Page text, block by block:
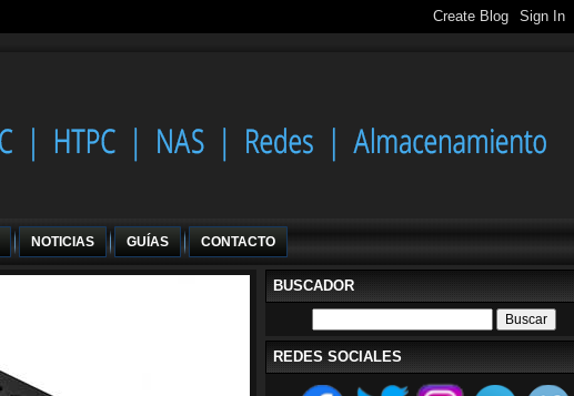
NOTICIAS GUÍAS CONTACTO
BUSCADOR
REDES SOCIALES